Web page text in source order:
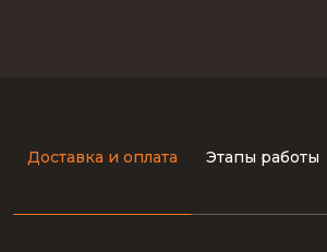
Доставка и оплата Этапы работы